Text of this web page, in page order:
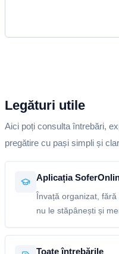
Legături utile
Aici poți consulta întrebări,
pregătire cu pași simpli și
Aplicația
Învață organizat,
nu le stăpânești și
Toate întrebările